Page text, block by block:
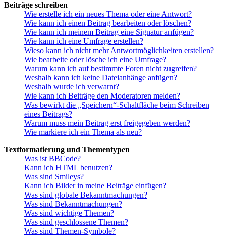
Beiträge schreiben
Wie erstelle ich ein neues Thema oder eine Antwort?
Wie kann ich einen Beitrag bearbeiten oder löschen?
Wie kann ich meinem Beitrag eine Signatur anfügen?
Wie kann ich eine Umfrage erstellen?
Wieso kann ich nicht mehr Antwortmöglichkeiten erstellen?
Wie bearbeite oder lösche ich eine Umfrage?
Warum kann ich auf bestimmte Foren nicht zugreifen?
Weshalb kann ich keine Dateianhänge anfügen?
Weshalb wurde ich verwarnt?
Wie kann ich Beiträge den Moderatoren melden?
Was bewirkt die „Speichern“-Schaltfläche beim Schreiben
eines Beitrags?
Warum muss mein Beitrag erst freigegeben werden?
Wie markiere ich ein Thema als neu?
Textformatierung und Thementypen
Was ist BBCode?
Kann ich HTML benutzen?
Was sind Smileys?
Kann ich Bilder in meine Beiträge einfügen?
Was sind globale Bekanntmachungen?
Was sind Bekanntmachungen?
Was sind wichtige Themen?
Was sind geschlossene Themen?
Was sind Themen-Symbole?